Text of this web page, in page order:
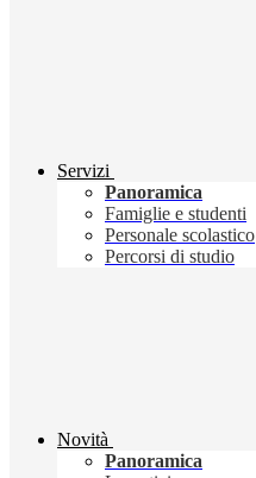
Servizi
Panoramica
Famiglie e studenti
Personale scolastico
Percorsi di studio
Novità
Panoramica